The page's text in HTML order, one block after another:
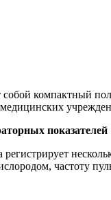
собой компактный
показателей
регистрирует
частоту